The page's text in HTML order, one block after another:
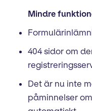
Mindre
404 sidor om
Det är nu inte
påminnelser